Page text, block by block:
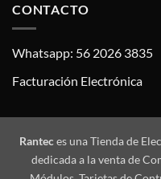
CONTACTO
Whatsapp: 56 2026 3835
Facturación Electrónica
Ranteces una Tienda de
dedicada a la venta de